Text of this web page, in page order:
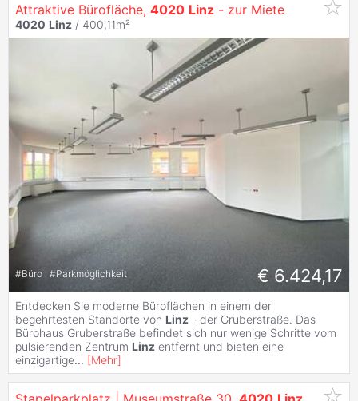
Attraktive Bürofläche, 4020 Linz - zur Miete
4020 Linz / 400,11m²
#Büro #Parkmöglichkeit € 6.424,17
Entdecken Sie moderne Büroflächen in einem der
begehrtesten Standorte von Linz - der Gruberstraße. Das
Bürohaus Gruberstraße befindet sich nur wenige Schritte vom
pulsierenden Zentrum Linz entfernt und bieten eine
einzigartige... [Mehr]